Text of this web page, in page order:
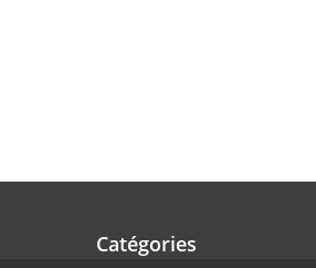
Catégories